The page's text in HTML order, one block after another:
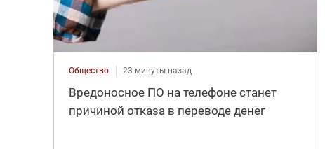
Общество 23 минуты назад
Вредоносное ПО на телефоне станет
причиной отказа в переводе денег